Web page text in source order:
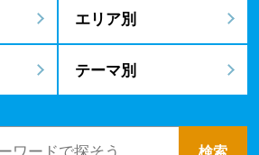
エリア別
テーマ別